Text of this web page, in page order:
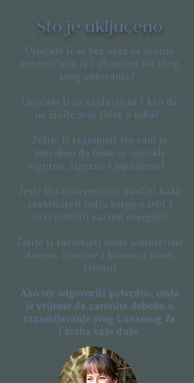
Što je uključeno
Osjećate li se bez veze sa svojim
autentičnim ja i zbunjeni ste zbog
svog putovanja?
Osjećate li se zaglavljeni i kao da
ne živite svoj život u toku?
Želite li razumjeti što vam je
potrebno da biste se osjećali
sigurno, sigurno i ispunjeno?
Jeste li zainteresirani naučiti kako
prakticirati bolju brigu o sebi i
uravnotežiti razinu energije?
Želite li razumjeti svoje jedinstvene
darove, izazove i karmu u ovom
životu?
Ako ste odgovorili potvrdno, onda
je vrijeme da zaronite duboko u
razumijevanje svog Lunarnog Ja
i svrha vaše duše.